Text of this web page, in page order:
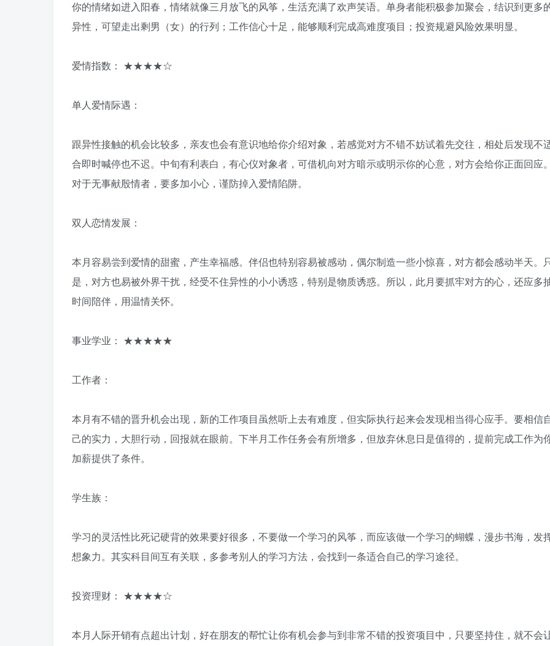
你的情绪如进入阳春，情绪就像三月放飞的风筝，生活充满了欢声笑语。单身者能积极参加聚会，结识到更多
异性，可望走出剩男（女）的行列；工作信心十足，能够顺利完成高难度项目；投资规避风险效果明显。
爱情指数： ★★★★☆
单人爱情际遇：
跟异性接触的机会比较多，亲友也会有意识地给你介绍对象，若感觉对方不错不妨试着先交往，相处后发现不
合即时喊停也不迟。中旬有利表白，有心仪对象者，可借机向对方暗示或明示你的心意，对方会给你正面回应
对于无事献殷情者，要多加小心，谨防掉入爱情陷阱。
双人恋情发展：
本月容易尝到爱情的甜蜜，产生幸福感。伴侣也特别容易被感动，偶尔制造一些小惊喜，对方都会感动半天。
是，对方也易被外界干扰，经受不住异性的小小诱惑，特别是物质诱惑。所以，此月要抓牢对方的心，还应多
时间陪伴，用温情关怀。
事业学业： ★★★★★
工作者：
本月有不错的晋升机会出现，新的工作项目虽然听上去有难度，但实际执行起来会发现相当得心应手。要相信
己的实力，大胆行动，回报就在眼前。下半月工作任务会有所增多，但放弃休息日是值得的，提前完成工作为
加薪提供了条件。
学生族：
学习的灵活性比死记硬背的效果要好很多，不要做一个学习的风筝，而应该做一个学习的蝴蝶，漫步书海，发
想象力。其实科目间互有关联，多参考别人的学习方法，会找到一条适合自己的学习途径。
投资理财： ★★★★☆
本月人际开销有点超出计划，好在朋友的帮忙让你有机会参与到非常不错的投资项目中，只要坚持住，就不会